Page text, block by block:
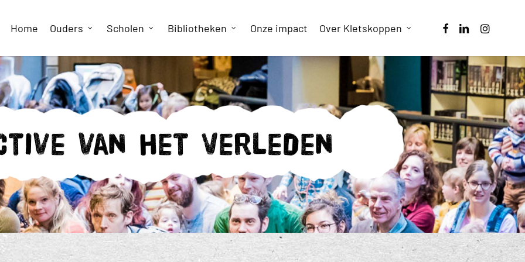
Home Ouders Scholen Bibliotheken Onze impact Over Kletskoppen facebooklinkedininstagram
van het Verleden